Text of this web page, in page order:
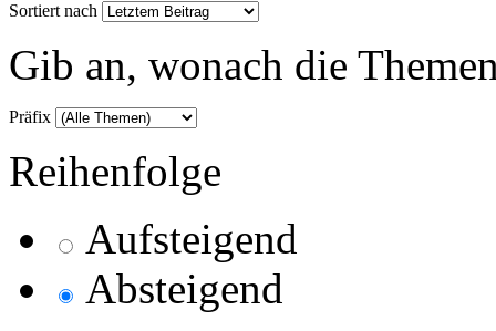
Sortiert nach
Gib an, wonach die
Präfix
Reihenfolge
Aufsteigend
Absteigend